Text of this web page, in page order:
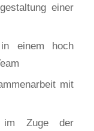
einer
in einem hoch
mit
im Zuge der